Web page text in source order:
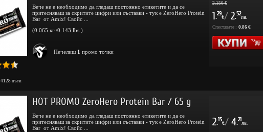
4128 пъти
Вече не е необходимо да гледаш постоянно етикетите и да се
притесняваш за скритите цифри или съставки - тук е ZeroHero Protein
Bar от Amix! Свойс ...
(0.065 кг./0.143 lbs.)
Печелиш 1 промо точки
2.150 €
1.29
€/ 2.52
лв.
Спестявате : 0.86 €
HOT PROMO ZeroHero Protein Bar / 65 g
Вече не е необходимо да гледаш постоянно етикетите и да се
притесняваш за скритите цифри или съставки - тук е ZeroHero Protein
Bar от Amix! Свойс ...
2.15
€/ 4.21
лв.